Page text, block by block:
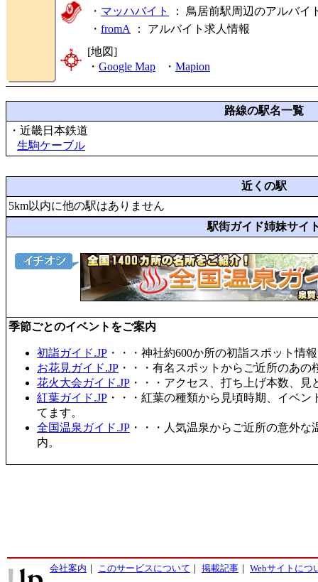
・ マッハバイト
： 鳥居前駅周辺のアルバイ
・ fromA ： アルバイト求人情報
[地図]
・ Google Map ・ Mapion
路線の駅名一覧
・近畿日本鉄道
生駒ケーブル
近くの駅
5km以内に他の駅はありません
駅街ガイド姉妹サイ
季節ごとのイベントをご案内
初詣ガイド.JP ・・・神社約600か所の初詣スポット情
お花見ガイド.JP ・・・有名スポットからご近所のあ
花火大会ガイド.JP ・・・アクセス、打ち上げ本数、
紅葉ガイド.JP ・・・紅葉の種類から見頃時期、イベ
てます。
全国温泉ガイド.JP ・・・人気温泉からご近所の意外
内。
会社案内 ｜ このサービスについて ｜ 掲載記事 ｜ Webサイトにつ